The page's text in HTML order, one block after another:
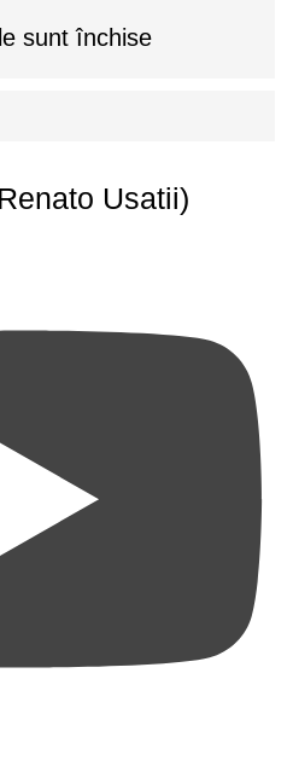
sunt închise
Usatii)